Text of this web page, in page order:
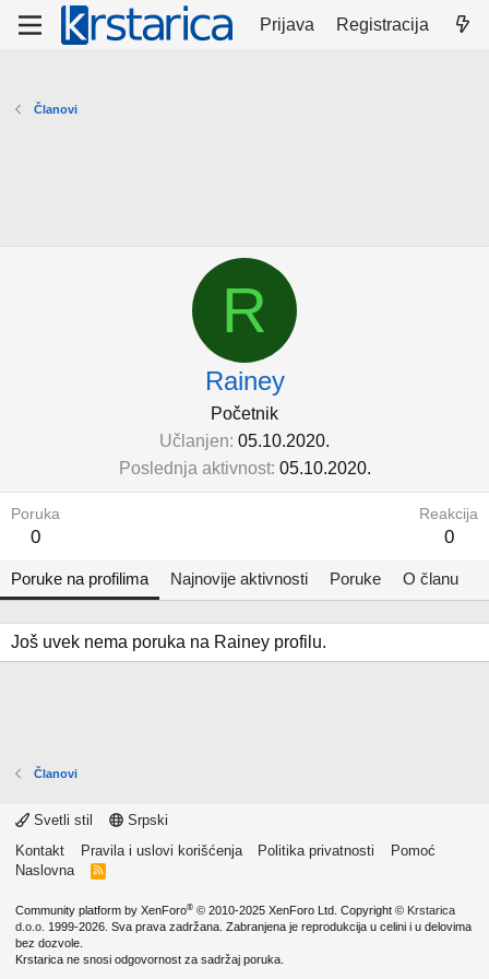
Prijava Registracija
Članovi
R
Rainey
Početnik
Učlanjen 05.10.2020.
Poslednja aktivnost 05.10.2020.
Poruka
0
Reakcija
0
Poruke na profilima Najnovije aktivnosti Poruke O članu
Još uvek nema poruka na Rainey profilu.
Članovi
Svetli stil
Srpski
Kontakt
Pravila i uslovi korišćenja Politika privatnosti
Pomoć
Naslovna
R
Community platform by XenForo® © 2010-2025 XenForo Ltd. Copyright © Krstarica
d.o.o. 1999-2026. Sva prava zadržana. Zabranjena je reprodukcija u celini i u delovima
bez dozvole.
Krstarica ne snosi odgovornost za sadržaj poruka.